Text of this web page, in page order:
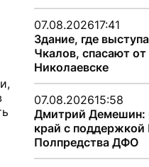
07.08.202617:41
Здание, где
Чкалов, спасают
Николаевске
07.08.202615:58
Дмитрий Демешин:
край с поддержкой
Полпредства ДФО